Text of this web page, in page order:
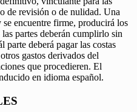
de revisión o de nulidad. Una
encuentre firme, producirá los
partes deberán cumplirlo sin
parte deberá pagar las costas
gastos derivados del
que procedieren. El
en idioma español.